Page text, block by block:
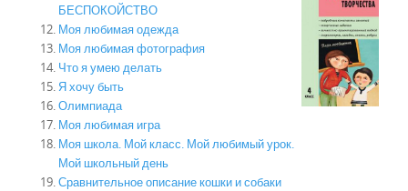
БЕСПОКОЙСТВО
Моя любимая одежда
Моя любимая фотография
Что я умею делать
Я хочу быть
Олимпиада
Моя любимая игра
Моя школа. Мой класс. Мой любимый урок.
Мой школьный день
Сравнительное описание кошки и собаки